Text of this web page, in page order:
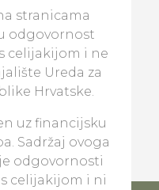
stranicama
odgovornost
celijakijom i ne
Ureda za
Hrvatske.
uz financijsku
Sadržaj ovoga
odgovornosti
celijakijom i ni